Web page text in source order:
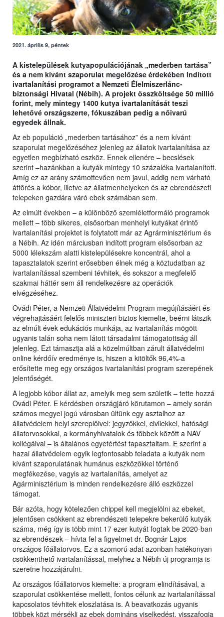
2021. április 9, péntek
A kistelepülések kutyapopulációjának „mederben tartása”
és a nem kívánt szaporulat megelőzése érdekében indított
ivartalanítási programot a Nemzeti Élelmiszerlánc-
biztonsági Hivatal (Nébih). A projekt összköltsége 50 millió
forint, mely mintegy 1400 kutya ivartalanítását teszi
lehetővé országszerte, fókuszában pedig a nőivarú
egyedek állnak.
Az eb populáció „mederben tartásához” és a nem kívánt
szaporulat megelőzéséhez jelenleg az állatok ivartalanítása az
egyetlen megbízható eszköz. Ennek ellenére – becslések
szerint –hazánkban a kutyák mintegy 10 százaléka ivartalanított.
Amíg ez az arány számottevően nem javul, addig nem várható
áttörés a kóbor, illetve az állatmenhelyeken és az ebrendészeti
telepeken gazdára váró ebek számában sem.
Az elmúlt években – a különböző szemléletformáló programok
mellett – több sikeres, elsősorban menhelyi kutyákat érintő
ivartalanítási projektet is folytatott már az Agrárminisztérium és
a Nébih. Az idén márciusban indított program elsősorban az
5000 lélekszám alatti kistelepülésekre koncentrál, ahol a
tapasztalatok szerint erősebben élnek még a köztudatban az
ivartalanítással szembeni tévhitek, és sokszor a megfelelő
szakmai háttér sem áll rendelkezésre az operációk
elvégzéséhez.
Ovádi Péter, a Nemzeti Állatvédelmi Program megújításáért és
végrehajtásáért felelős miniszteri biztos kiemelte, beérni látszik
az elmúlt évek edukációs munkája, az ivartalanítás mögött
ugyanis talán soha nem látott társadalmi támogatottság áll
jelenleg. Ezt támasztja alá a közelmúltban zárult állatvédelmi
online kérdőív eredménye is, hiszen a kitöltők 96,4%-a
erősítette meg egy országos ivartalanítási program szerepének
jelentőségét.
A legjobb kóbor állat az, amelyik meg sem születik – tette hozzá
Ovádi Péter. E kérdésben országjáró körutamon – amely során
számos megyei jogú városban ültünk egy asztalhoz az
állatvédelem helyi szereplőivel: jegyzőkkel, civilekkel, hatósági
állatorvosokkal, a kormányhivatalok és többek között a NAV
kollégáival – is általános egyetértést tapasztaltam. E szerint a
hazai állatvédelem egyik legfontosabb feladata a kutyák nem
kívánt szaporulatának humánus eszközökkel történő
megfékezése, vagyis az ivartalanítás, amelyet az
Agárminisztérium is minden rendelkezésre álló eszközzel
támogat.
Bár azóta, hogy kötelezően chippel kell megjelölni az ebeket,
jelentősen csökkent az ebrendészeti telepekre bekerülő kutyák
száma, még így is több mint 17 ezer kutyát fogtak be 2020-ban
az ebrendészek – hívta fel a figyelmet dr. Bognár Lajos
országos főállatorvos. Ez a szomorú adat azonban hatékonyan
csökkenthető ivartalanítással, melyhez a Nébih új programja is
szeretne hozzájárulni.
Az országos főállatorvos kiemelte: a program elindításával, a
szaporulat csökkentése mellett, fontos célunk az ivartalanítással
kapcsolatos tévhitek eloszlatása is. A beavatkozás ugyanis
többek közt mérsékli az ebek domináns viselkedést, visszafogja